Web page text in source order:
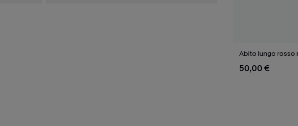
Abito lungo rosso
50,00 €